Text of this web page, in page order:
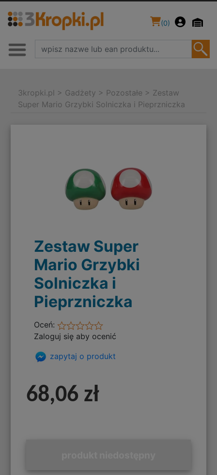
(0)
3kropki.pl > Gadżety > Pozostałe > Zestaw
Super Mario Grzybki Solniczka i Pieprzniczka
Zestaw Super
Mario Grzybki
Solniczka i
Pieprzniczka
Oceń:
Zaloguj się aby ocenić
zapytaj o produkt
68,06 zł